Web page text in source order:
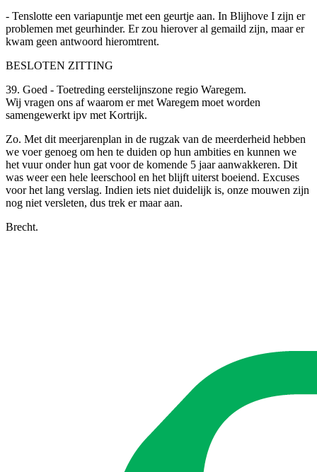
- Tenslotte een variapuntje met een geurtje aan. In Blijhove I zijn er
problemen met geurhinder. Er zou hierover al gemaild zijn, maar er
kwam geen antwoord hieromtrent.
BESLOTEN ZITTING
39. Goed - Toetreding eerstelijnszone regio Waregem.
Wij vragen ons af waarom er met Waregem moet worden
samengewerkt ipv met Kortrijk.
Zo. Met dit meerjarenplan in de rugzak van de meerderheid hebben
we voer genoeg om hen te duiden op hun ambities en kunnen we
het vuur onder hun gat voor de komende 5 jaar aanwakkeren. Dit
was weer een hele leerschool en het blijft uiterst boeiend. Excuses
voor het lang verslag. Indien iets niet duidelijk is, onze mouwen zijn
nog niet versleten, dus trek er maar aan.
Brecht.